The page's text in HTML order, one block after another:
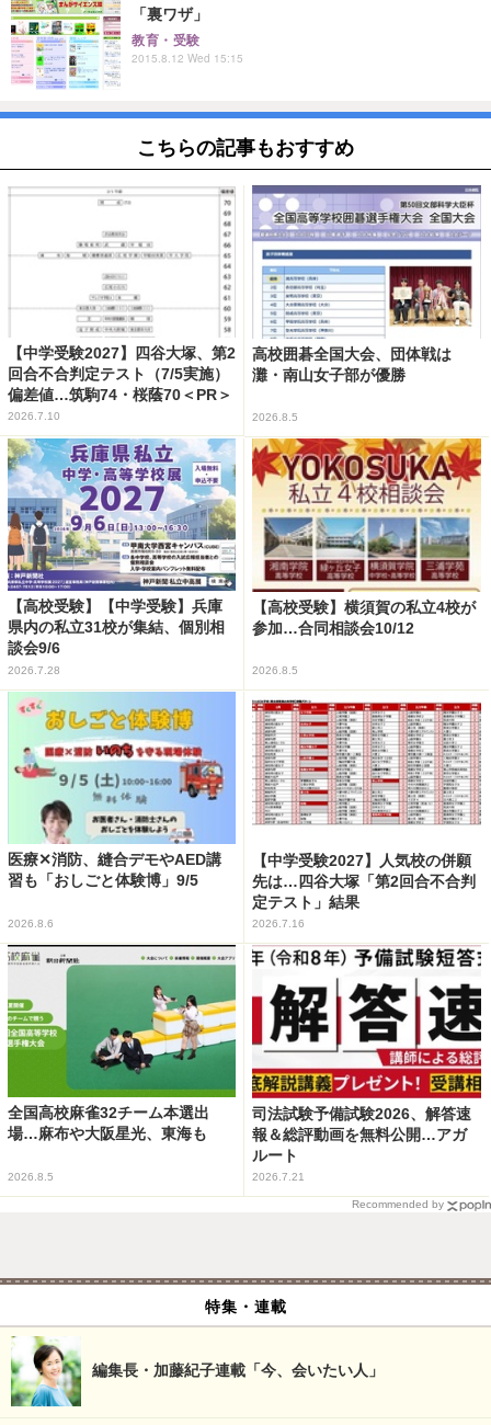
「裏ワザ」
教育・受験
2015.8.12 Wed 15:15
こちらの記事もおすすめ
【中学受験2027】四谷大塚、第2
回合不合判定テスト（7/5実施）
偏差値…筑駒74・桜蔭70＜PR＞
2026.7.10
高校囲碁全国大会、団体戦は
灘・南山女子部が優勝
2026.8.5
【高校受験】【中学受験】兵庫
県内の私立31校が集結、個別相
談会9/6
2026.7.28
【高校受験】横須賀の私立4校が
参加…合同相談会10/12
2026.8.5
医療✕消防、縫合デモやAED講
習も「おしごと体験博」9/5
2026.8.6
【中学受験2027】人気校の併願
先は…四谷大塚「第2回合不合判
定テスト」結果
2026.7.16
全国高校麻雀32チーム本選出
場…麻布や大阪星光、東海も
2026.8.5
司法試験予備試験2026、解答速
報＆総評動画を無料公開…アガ
ルート
2026.7.21
Recommended by
特集・連載
編集長・加藤紀子連載「今、会いたい人」